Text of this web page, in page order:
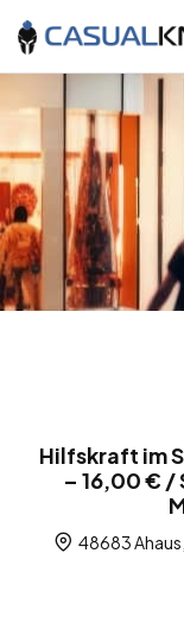
Hilfskraft im
– 16,00 €
48683